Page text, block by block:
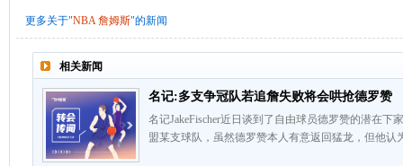
更多关于"NBA 詹姆斯"的新闻
相关新闻
名记:多支争冠队若追詹失败将会哄抢德罗赞
名记JakeFischer近日谈到了自由球员德罗赞的潜在
盟某支球队，虽然德罗赞本人有意返回猛龙，但他